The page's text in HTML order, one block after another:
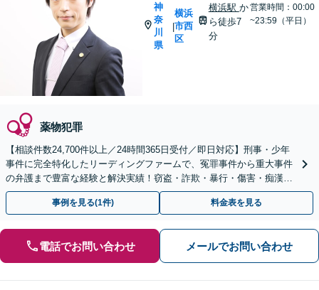
神
奈
川
県
|
横浜
市西
区
横浜駅 か
ら徒歩7
分
営業時間：00:00
~23:59（平日）
薬物犯罪
【相談件数24,700件以上／24時間365日受付／即日対応】刑事・少年
事件に完全特化したリーディングファームで、冤罪事件から重大事件
の弁護まで豊富な経験と解決実績！窃盗・詐欺・暴行・傷害・痴漢・
盗撮・薬物犯罪など幅広い分野に対応可能です！
事例を見る(1件) 料金表を見る
電話でお問い合わせ メールでお問い合わせ